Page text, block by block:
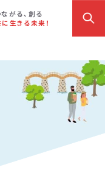
ながる、創る
生きる未来！
商品 参加・イベント情報